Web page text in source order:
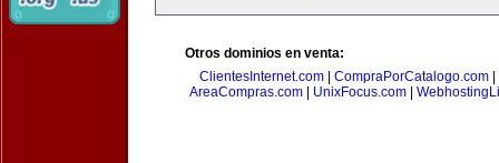
Otros dominios en venta:
ClientesInternet.com
CompraPorCatalogo.com
AreaCompras.com
UnixFocus.com